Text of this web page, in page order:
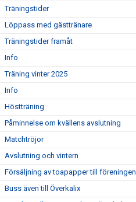
Träningstider
Löppass med gästtränare
Träningstider framåt
Info
Träning vinter 2025
Info
Höstträning
Påminnelse om kvällens avslutning
Matchtröjor
Avslutning och vintern
Försäljning av toapapper till föreningen
Buss även till Överkalix